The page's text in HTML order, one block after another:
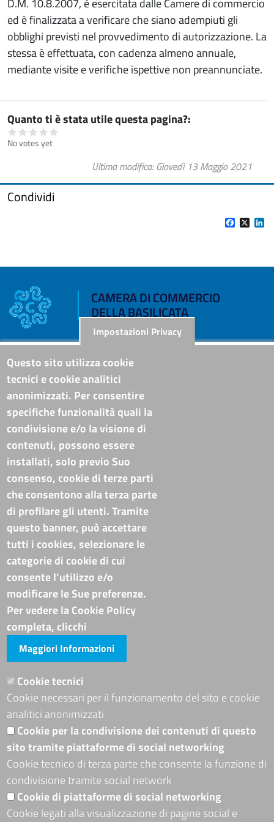
D.M. 10.8.2007, è esercitata dalle Camere di commercio
ed è finalizzata a verificare che siano adempiuti gli
obblighi previsti nel provvedimento di autorizzazione. La
stessa è effettuata, con cadenza almeno annuale,
mediante visite e verifiche ispettive non preannunciate.
Quanto ti è stata utile questa pagina?
No votes yet
Ultima modifica Giovedì 13 Maggio 2021
Condividi
Facebook
X
CAMERA DI COMMERCIO
DELLA BASILICATA
Riferimenti
Sede Legale: Corso XVIII Agosto, 34 - 85100 Potenza
Sede Secondaria: Via Lucana, 82 - 75100 Matera
Tel. Sede Legale: 0971/412111
Tel. Sede Secondaria: 0835/338411
C.F./P.IVA: 02019590765
Codi. univoco ufficio fatt. elettronica: T94M75
cameradicommercio@pec.basilicata.camcom.it
Pubblicità e trasparenza
Amministrazione Trasparente
Albo online
Bandi di concorso
Codice disciplinare e codice di condotta
Avvisi e bandi
Piattaforma TRASPARE E ALBO FORNITORI
Avvisi e atti di altre Amministrazioni
Visite totali al portale: 4015064
Siti tematici
ADRION PROGRAMME
Seguici su
Sito web
Mappa del sito
Impostazioni Privacy
Questo sito utilizza cookie
tecnici e cookie analitici
anonimizzati. Per consentire
specifiche funzionalità quali la
condivisione e/o la visione di
contenuti, possono essere
installati, solo previo Suo
consenso, cookie di terze parti
che consentono alla terza parte
di profilare gli utenti. Tramite
questo banner, può accettare
tutti i cookies, selezionare le
categorie di cookie di cui
consente l’utilizzo e/o
modificare le Sue preferenze.
Per vedere la Cookie Policy
completa, clicchi
Maggiori Informazioni
Cookie tecnici
Cookie necessari per il funzionamento del sito e cookie
analitici anonimizzati
Cookie per la condivisione dei contenuti di questo
sito tramite piattaforme di social networking
Cookie tecnico di terza parte che consente la funzione di
condivisione tramite social network
Cookie di piattaforme di social networking
Cookie legati alla visualizzazione di pagine social e